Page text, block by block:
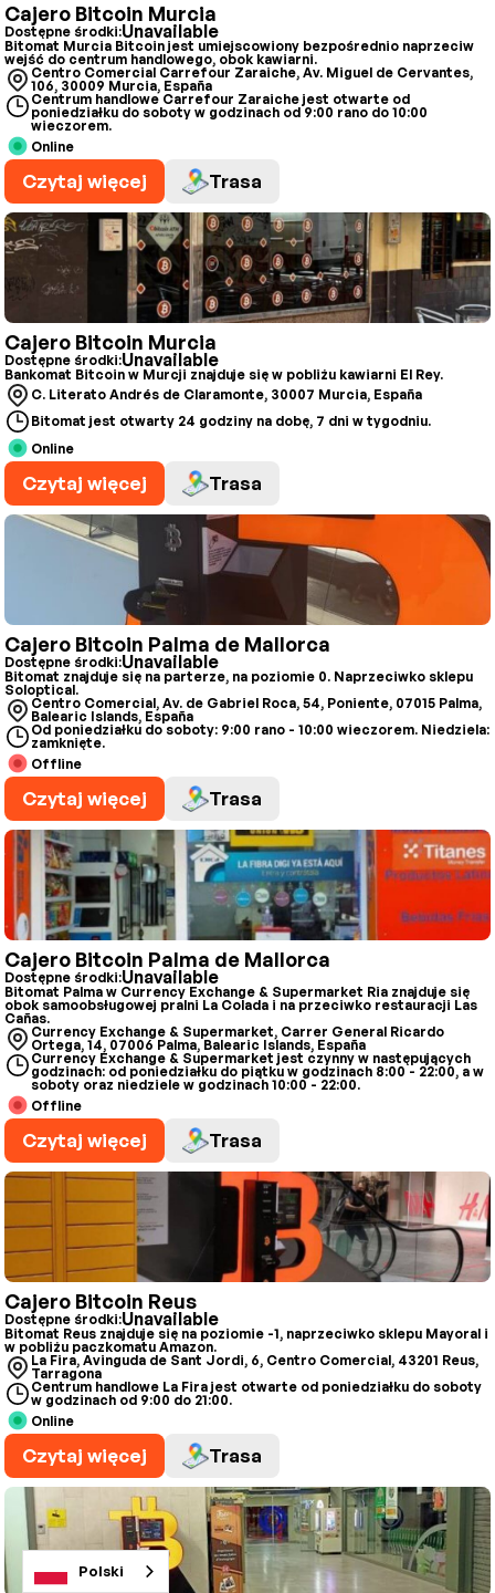
Cajero Bitcoin Murcia
Dostępne środki:Unavailable
Bitomat Murcia Bitcoin jest umiejscowiony bezpośrednio naprzeciw
wejść do centrum handlowego, obok kawiarni.
Centro Comercial Carrefour Zaraiche, Av. Miguel de Cervantes,
106, 30009 Murcia, España
Centrum handlowe Carrefour Zaraiche jest otwarte od
poniedziałku do soboty w godzinach od 9:00 rano do 10:00
wieczorem.
Online
Czytaj więcej Trasa
Cajero Bitcoin Murcia
Dostępne środki:Unavailable
Bankomat Bitcoin w Murcji znajduje się w pobliżu kawiarni El Rey.
C. Literato Andrés de Claramonte, 30007 Murcia, España
Bitomat jest otwarty 24 godziny na dobę, 7 dni w tygodniu.
Online
Czytaj więcej Trasa
Cajero Bitcoin Palma de Mallorca
Dostępne środki:Unavailable
Bitomat znajduje się na parterze, na poziomie 0. Naprzeciwko sklepu
Soloptical.
Centro Comercial, Av. de Gabriel Roca, 54, Poniente, 07015 Palma,
Balearic Islands, España
Od poniedziałku do soboty: 9:00 rano - 10:00 wieczorem. Niedziela:
zamknięte.
Offline
Czytaj więcej Trasa
Cajero Bitcoin Palma de Mallorca
Dostępne środki:Unavailable
Bitomat Palma w Currency Exchange & Supermarket Ria znajduje się
obok samoobsługowej pralni La Colada i na przeciwko restauracji Las
Cañas.
Currency Exchange & Supermarket, Carrer General Ricardo
Ortega, 14, 07006 Palma, Balearic Islands, España
Currency Exchange & Supermarket jest czynny w następujących
godzinach: od poniedziałku do piątku w godzinach 8:00 - 22:00, a w
soboty oraz niedziele w godzinach 10:00 - 22:00.
Offline
Czytaj więcej Trasa
Cajero Bitcoin Reus
Dostępne środki:Unavailable
Bitomat Reus znajduje się na poziomie -1, naprzeciwko sklepu Mayoral i
w pobliżu paczkomatu Amazon.
La Fira, Avinguda de Sant Jordi, 6, Centro Comercial, 43201 Reus,
Tarragona
Centrum handlowe La Fira jest otwarte od poniedziałku do soboty
w godzinach od 9:00 do 21:00.
Online
Czytaj więcej Trasa
Polski